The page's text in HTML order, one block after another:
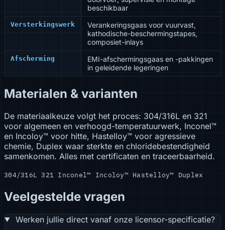
beschikbaar
Versterkingswerk
Verankeringsgaas voor vuurvast,
kathodische-beschermingstapes,
composiet-inlays
Afscherming
EMI-afschermingsgaas en -pakkingen
in geleidende legeringen
Materialen & varianten
De materiaalkeuze volgt het proces: 304/316L en 321
voor algemeen en verhoogd-temperatuurwerk, Inconel™
en Incoloy™ voor hitte, Hastelloy™ voor agressieve
chemie, Duplex waar sterkte en chloridebestendigheid
samenkomen. Alles met certificaten en traceerbaarheid.
304/316L321 Inconel™ Incoloy™ Hastelloy™ Duplex
Veelgestelde vragen
Werken jullie direct vanaf onze licensor-specificatie?